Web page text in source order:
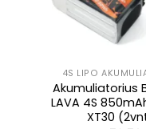
4S LIPO
Akumuliatorius
LAVA 4S
XT30